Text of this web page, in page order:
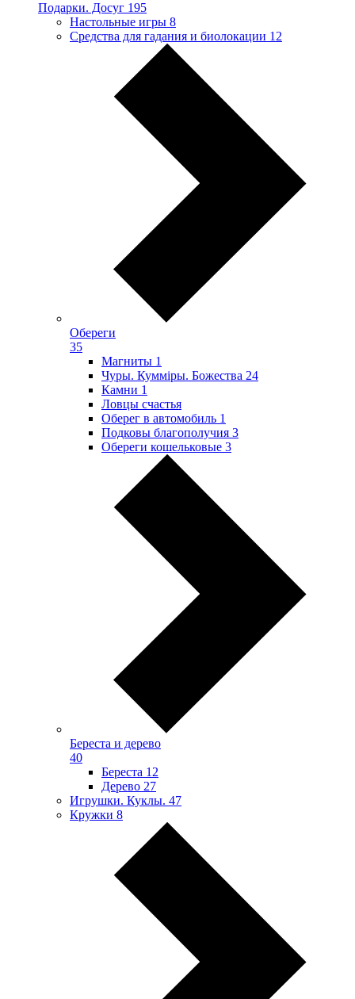
Подарки. Досуг 195
Настольные игры 8
Средства для гадания и биолокации 12
Обереги
35
Магниты 1
Чуры. Куммiры. Божества 24
Камни 1
Ловцы счастья
Оберег в автомобиль 1
Подковы благополучия 3
Обереги кошельковые 3
Береста и дерево
40
Береста 12
Дерево 27
Игрушки. Куклы. 47
Кружки 8